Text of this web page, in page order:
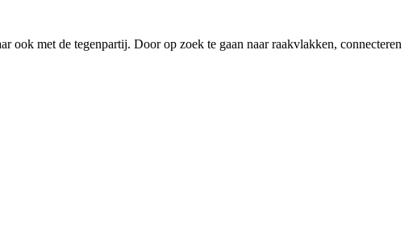
ook met de tegenpartij. Door op zoek te gaan naar raakvlakken, connecteren